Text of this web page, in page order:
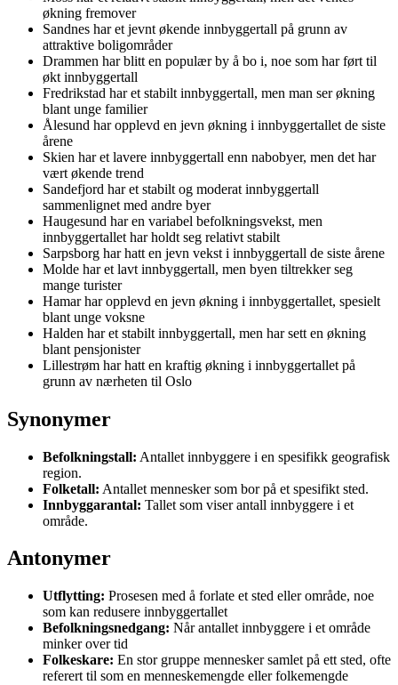
økning fremover
Sandnes har et jevnt økende innbyggertall på grunn av
attraktive boligområder
Drammen har blitt en populær by å bo i, noe som har ført til
økt innbyggertall
Fredrikstad har et stabilt innbyggertall, men man ser økning
blant unge familier
Ålesund har opplevd en jevn økning i innbyggertallet de siste
årene
Skien har et lavere innbyggertall enn nabobyer, men det har
vært økende trend
Sandefjord har et stabilt og moderat innbyggertall
sammenlignet med andre byer
Haugesund har en variabel befolkningsvekst, men
innbyggertallet har holdt seg relativt stabilt
Sarpsborg har hatt en jevn vekst i innbyggertall de siste årene
Molde har et lavt innbyggertall, men byen tiltrekker seg
mange turister
Hamar har opplevd en jevn økning i innbyggertallet, spesielt
blant unge voksne
Halden har et stabilt innbyggertall, men har sett en økning
blant pensjonister
Lillestrøm har hatt en kraftig økning i innbyggertallet på
grunn av nærheten til Oslo
Synonymer
Befolkningstall: Antallet innbyggere i en spesifikk geografisk
region.
Folketall: Antallet mennesker som bor på et spesifikt sted.
Innbyggarantal: Tallet som viser antall innbyggere i et
område.
Antonymer
Utflytting: Prosesen med å forlate et sted eller område, noe
som kan redusere innbyggertallet
Befolkningsnedgang: Når antallet innbyggere i et område
minker over tid
Folkeskare: En stor gruppe mennesker samlet på ett sted, ofte
referert til som en menneskemengde eller folkemengde